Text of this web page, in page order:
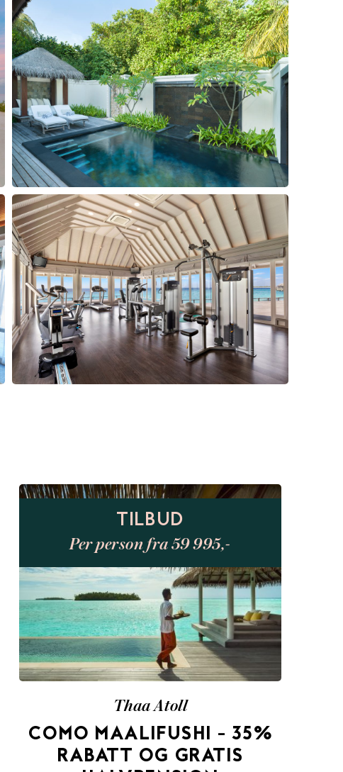
TILBUD
Per person fra 59 995,-
Thaa Atoll
COMO MAALIFUSHI – 35%
RABATT OG GRATIS